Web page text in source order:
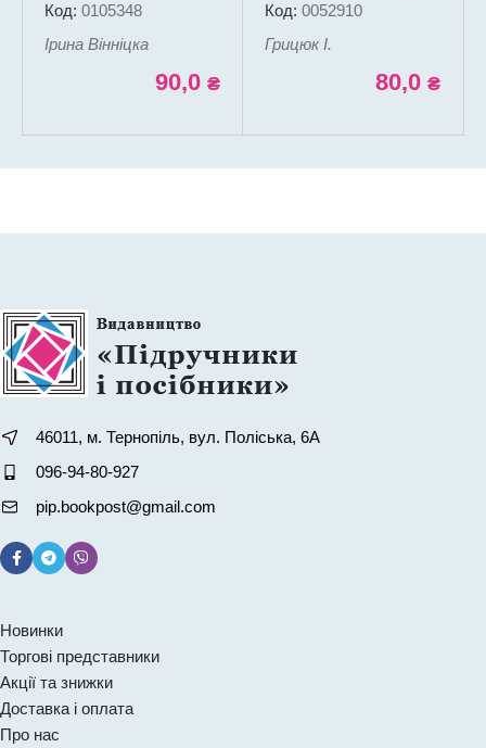
Код: 0105348
Ірина Вінніцка
90,0 ₴
початкових класів
Код: 0052910
Грицюк І.
80,0 ₴
46011, м. Тернопіль, вул. Поліська, 6А
096-94-80-927
pip.bookpost@gmail.com
Новинки
Торгові представники
Акції та знижки
Доставка і оплата
Про нас